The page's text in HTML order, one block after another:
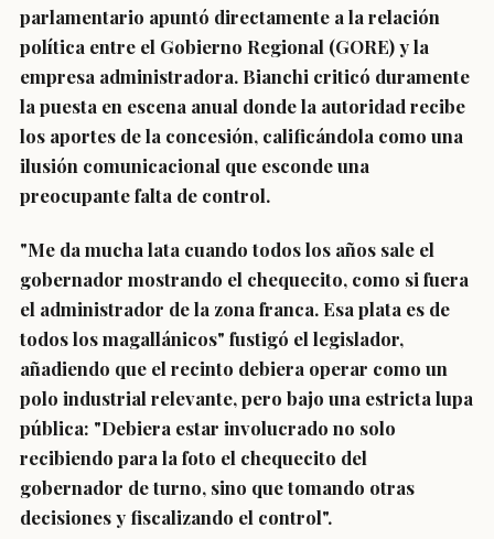
parlamentario apuntó directamente a la relación
política entre el Gobierno Regional (GORE) y la
empresa administradora. Bianchi criticó duramente
la puesta en escena anual donde la autoridad recibe
los aportes de la concesión, calificándola como una
ilusión comunicacional que esconde una
preocupante falta de control.
"Me da mucha lata cuando todos los años sale el
gobernador mostrando el chequecito, como si fuera
el administrador de la zona franca. Esa plata es de
todos los magallánicos" fustigó el legislador,
añadiendo que el recinto debiera operar como un
polo industrial relevante, pero bajo una estricta lupa
pública: "Debiera estar involucrado no solo
recibiendo para la foto el chequecito del
gobernador de turno, sino que tomando otras
decisiones y fiscalizando el control".